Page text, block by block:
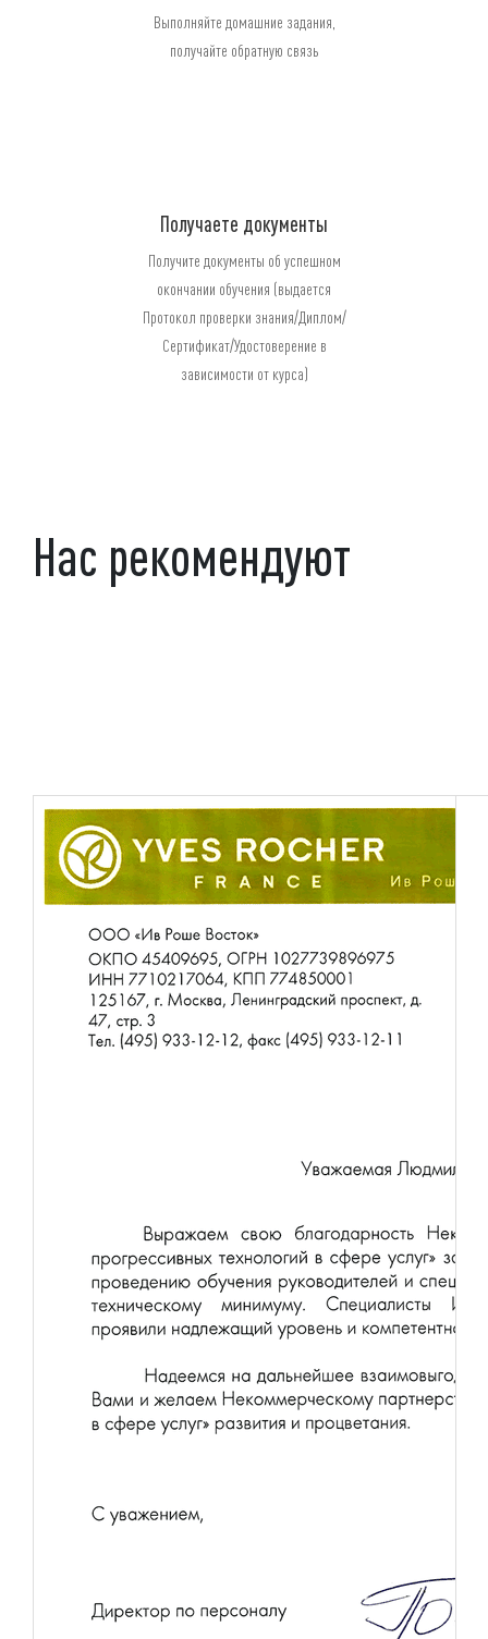
Выполняйте домашние задания,
получайте обратную связь
Получаете документы
Получите документы об успешном
окончании обучения (выдается
Протокол проверки знания/Диплом/
Сертификат/Удостоверение в
зависимости от курса)
Нас рекомендуют